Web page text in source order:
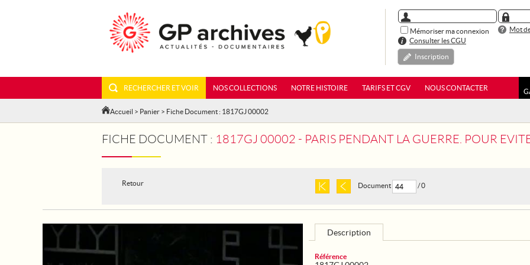
Mémoriser ma connexion
Mot
Consulter les CGU
Inscription
RECHERCHER ET VOIR NOS COLLECTIONS NOTRE HISTOIRE TARIFS ET CGV NOUS CONTACTER
Accueil > Panier > Fiche Document : 1817GJ 00002
FICHE DOCUMENT : 1817GJ 00002 - PARIS PENDANT LA GUERRE. POUR
Retour Document / 0
Description
Référence